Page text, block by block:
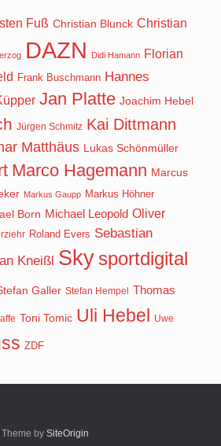
Fuß Christian Blunck Christian
DAZN Didi Hamann Florian
Frank Buschmann Hannes
Jan Platte Joachim Hebel
Jürgen Schmitz Kai Dittmann
Matthäus Lukas Schönmüller
Marco Hagemann Marcus
Markus Gaupp Markus Höhner
Born Michael Leopold Oliver
Roland Evers Sebastian
Kneißl Sky sportdigital
Galler Stefan Hempel Thomas
Toni Tomic Uli Hebel Uwe
ZDF
Theme by SiteOrigin